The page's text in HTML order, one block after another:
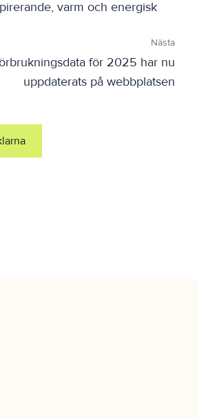
varm och energisk
Nästa
för 2025 har nu
uppdaterats på webbplatsen